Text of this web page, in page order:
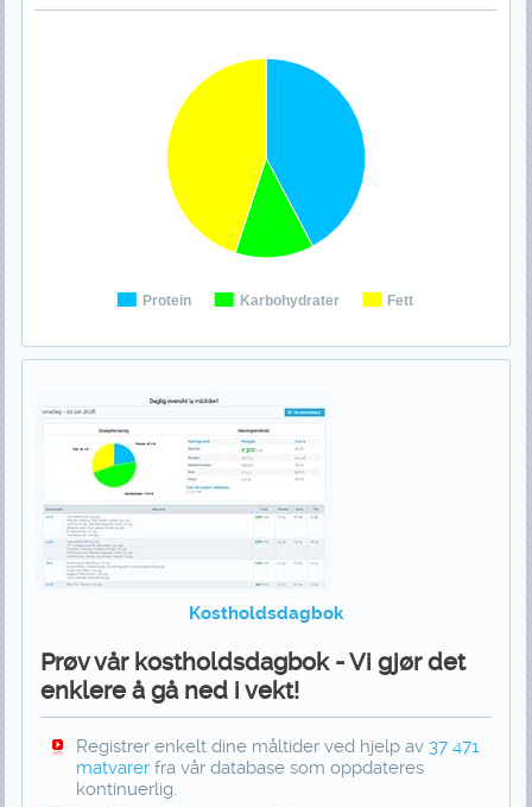
Protein Karbohydrater Fett
Kostholdsdagbok
Prøv vår kostholdsdagbok - Vi gjør det
enklere å gå ned i vekt!
Registrer enkelt dine måltider ved hjelp av 37 471
matvarer fra vår database som oppdateres
kontinuerlig.